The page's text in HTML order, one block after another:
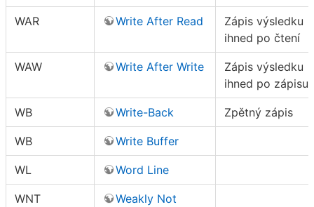
WAR Write After Read
Zápis výsledku
ihned po čtení
WAW Write After Write
Zápis výsledku
ihned po zápisu
WB Write-Back Zpětný zápis
WB Write Buffer
WL Word Line
WNT
Weakly Not